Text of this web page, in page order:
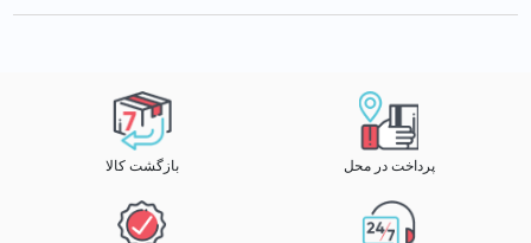
پرداخت در محل بازگشت کالا